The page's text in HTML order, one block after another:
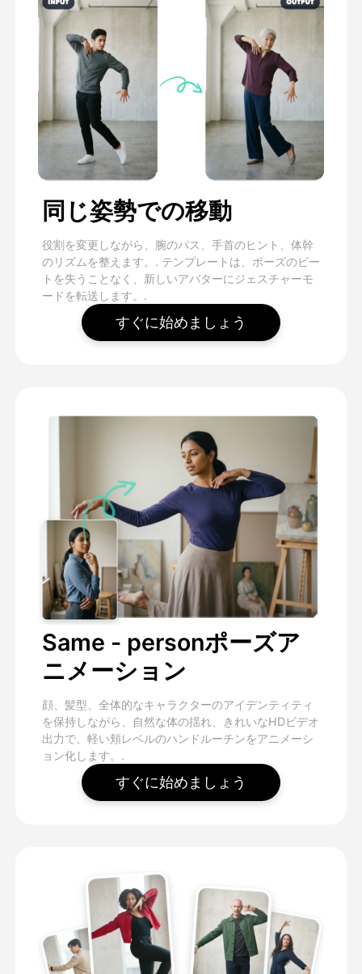
同じ姿勢での移動
役割を変更しながら、腕のパス、手首のヒント、体幹
のリズムを整えます。. テンプレートは、ポーズのビー
トを失うことなく、新しいアバターにジェスチャーモ
ードを転送します。.
すぐに始めましょう
Same - personポーズア
ニメーション
顔、髪型、全体的なキャラクターのアイデンティティ
を保持しながら、自然な体の揺れ、きれいなHDビデオ
出力で、軽い頬レベルのハンドルーチンをアニメーシ
ョン化します。.
すぐに始めましょう